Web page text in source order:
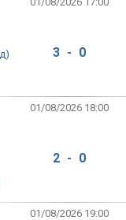
3 - 0
01/08/2026 18:00
2 - 0
01/08/2026 19:00